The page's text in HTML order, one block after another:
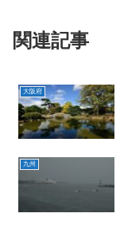
関連記事
大阪府
九州